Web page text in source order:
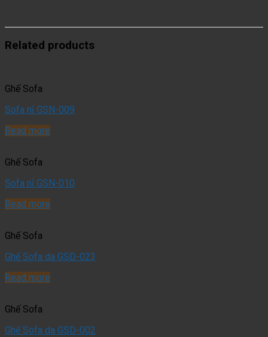
Related products
Ghế Sofa
Sofa nỉ GSN-009
Read more
Ghế Sofa
Sofa nỉ GSN-010
Read more
Ghế Sofa
Ghế Sofa da GSD-023
Read more
Ghế Sofa
Ghế Sofa da GSD-002